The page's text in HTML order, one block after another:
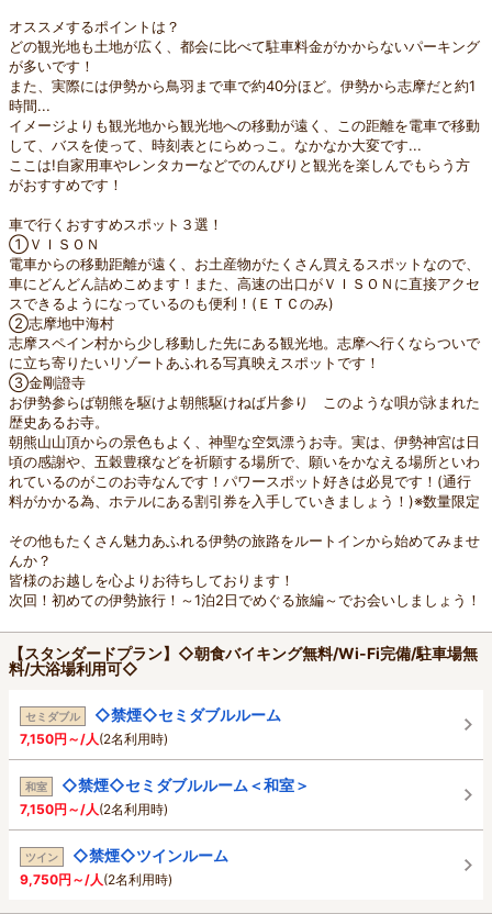
オススメするポイントは？
どの観光地も土地が広く、都会に比べて駐車料金がかからないパーキング
が多いです！
また、実際には伊勢から鳥羽まで車で約40分ほど。伊勢から志摩だと約1
時間...
イメージよりも観光地から観光地への移動が遠く、この距離を電車で移動
して、バスを使って、時刻表とにらめっこ。なかなか大変です...
ここは!自家用車やレンタカーなどでのんびりと観光を楽しんでもらう方
がおすすめです！
車で行くおすすめスポット３選！
①ＶＩＳＯＮ
電車からの移動距離が遠く、お土産物がたくさん買えるスポットなので、
車にどんどん詰めこめます！また、高速の出口がＶＩＳＯＮに直接アクセ
スできるようになっているのも便利！(ＥＴＣのみ)
②志摩地中海村
志摩スペイン村から少し移動した先にある観光地。志摩へ行くならついで
に立ち寄りたいリゾートあふれる写真映えスポットです！
③金剛證寺
お伊勢参らば朝熊を駆けよ朝熊駆けねば片参り このような唄が詠まれた
歴史あるお寺。
朝熊山山頂からの景色もよく、神聖な空気漂うお寺。実は、伊勢神宮は日
頃の感謝や、五穀豊穣などを祈願する場所で、願いをかなえる場所といわ
れているのがこのお寺なんです！パワースポット好きは必見です！(通行
料がかかる為、ホテルにある割引券を入手していきましょう！)※数量限定
その他もたくさん魅力あふれる伊勢の旅路をルートインから始めてみませ
んか？
皆様のお越しを心よりお待ちしております！
次回！初めての伊勢旅行！～1泊2日でめぐる旅編～でお会いしましょう！
【スタンダードプラン】◇朝食バイキング無料/Wi-Fi完備/駐車場無
料/大浴場利用可◇
セミダブル ◇禁煙◇セミダブルルーム
7,150円～/人 (2名利用時)
和室 ◇禁煙◇セミダブルルーム＜和室＞
7,150円～/人 (2名利用時)
ツイン ◇禁煙◇ツインルーム
9,750円～/人 (2名利用時)